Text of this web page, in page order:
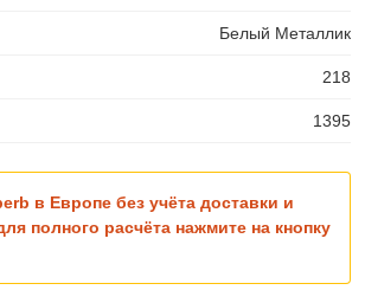
Белый Металлик
218
1395
в Европе без учёта доставки и
полного расчёта нажмите на кнопку